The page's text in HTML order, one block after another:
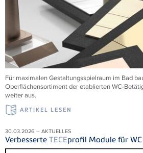
Für maximalen Gestaltungsspielraum im Bad
Oberflächensortiment der etablierten WC-
weiter aus.
ARTIKEL LESEN
30.03.2026 – AKTUELLES
Verbesserte TECEprofil Module für